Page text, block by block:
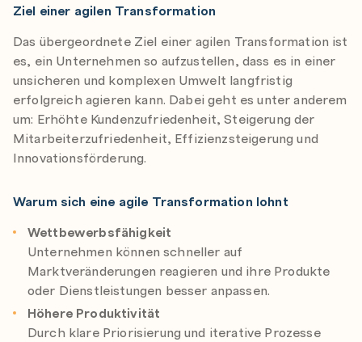
Ziel einer agilen Transformation
Das übergeordnete Ziel einer agilen Transformation ist
es, ein Unternehmen so aufzustellen, dass es in einer
unsicheren und komplexen Umwelt langfristig
erfolgreich agieren kann. Dabei geht es unter anderem
um: Erhöhte Kundenzufriedenheit, Steigerung der
Mitarbeiterzufriedenheit, Effizienzsteigerung und
Innovationsförderung.
Warum sich eine agile Transformation lohnt
Wettbewerbsfähigkeit
Unternehmen können schneller auf
Marktveränderungen reagieren und ihre Produkte
oder Dienstleistungen besser anpassen.
Höhere Produktivität
Durch klare Priorisierung und iterative Prozesse